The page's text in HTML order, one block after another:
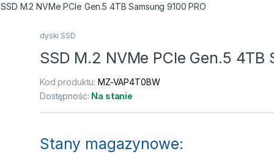
SSD M.2 NVMe PCIe Gen.5 4TB Samsung 9100 PRO
dyski SSD
SSD M.2 NVMe PCIe Gen.5 4TB
Kod produktu:MZ-VAP4T0BW
Dostępność: Na stanie
Stany magazynowe: